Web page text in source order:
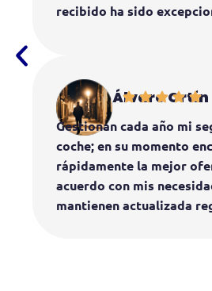
recibido ha sido
Álvaro Ortín
Gestionan cada año mi
coche; en su momento
rápidamente la mejor
acuerdo con mis
mantienen actualizada